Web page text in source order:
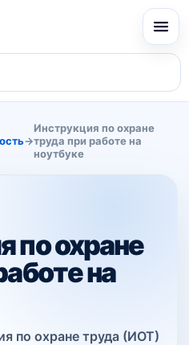
→
Инструкция по охране
труда при работе на
ноутбуке
по охране
на
по охране труда (ИОТ)